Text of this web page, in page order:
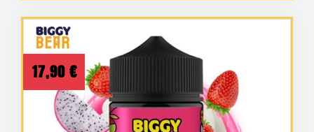
17,90 €